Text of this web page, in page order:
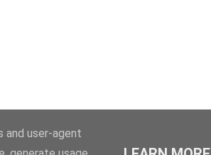
and user-agent